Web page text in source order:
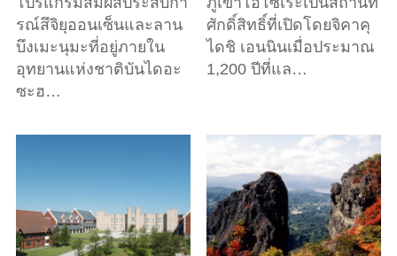
รณ์สึจิยุออนเซ็นและลาน
บึงเมะนุมะที่อยู่ภายใน
อุทยานแห่งชาติบันไดอะ
ซะฮ…
ศักดิ์สิทธิ์ที่เปิดโดยจิคาคุ
ไดชิ เอนนินเมื่อประมาณ
1,200 ปีที่แล…
ดูข้อมูลพื้นฐาน